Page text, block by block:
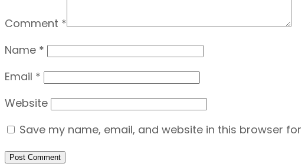
Comment *
Name *
Email *
Website
Save my name, email, and website in this browser